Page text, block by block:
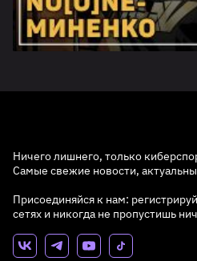
Ничего лишнего, только
Самые свежие новости,
Присоединяйся к нам:
сетях и никогда не пропустишь